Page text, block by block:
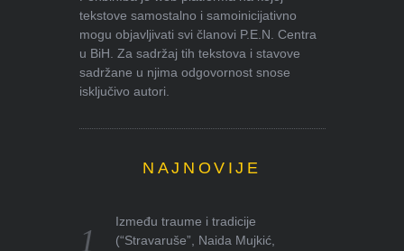
tekstove samostalno i samoinicijativno
mogu objavljivati svi članovi P.E.N. Centra
u BiH. Za sadržaj tih tekstova i stavove
sadržane u njima odgovornost snose
isključivo autori.
NAJNOVIJE
Između traume i tradicije
(“Stravaruše”, Naida Mujkić,